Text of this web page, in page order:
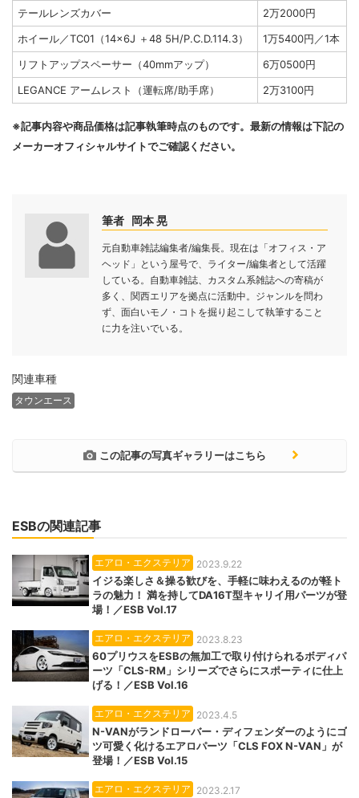
テールレンズカバー
2万2000円
ホイール／TC01（14×6J ＋48 5H/P.C.D.114.3）
1万5400円／1本
リフトアップスペーサー（40mmアップ）
6万0500円
LEGANCE アームレスト（運転席/助手席）
2万3100円
※記事内容や商品価格は記事執筆時点のものです。最新の情報は下記の
メーカーオフィシャルサイトでご確認ください。
筆者 岡本 晃
元自動車雑誌編集者/編集長。現在は「オフィス・ア
ヘッド」という屋号で、ライター/編集者として活躍
している。自動車雑誌、カスタム系雑誌への寄稿が
多く、関西エリアを拠点に活動中。ジャンルを問わ
ず、面白いモノ・コトを掘り起こして執筆すること
に力を注いでいる。
関連車種
タウンエース
この記事の写真ギャラリーはこちら
ESBの関連記事
エアロ・エクステリア 2023.9.22
イジる楽しさ＆操る歓びを、手軽に味わえるのが軽ト
ラの魅力！ 満を持してDA16T型キャリイ用パーツが登
場！／ESB Vol.17
エアロ・エクステリア 2023.8.23
60プリウスをESBの無加工で取り付けられるボディパ
ーツ「CLS-RM」シリーズでさらにスポーティに仕上
げる！／ESB Vol.16
エアロ・エクステリア 2023.4.5
N-VANがランドローバー・ディフェンダーのようにゴ
ツ可愛く化けるエアロパーツ「CLS FOX N-VAN」が
登場！／ESB Vol.15
エアロ・エクステリア 2023.2.17